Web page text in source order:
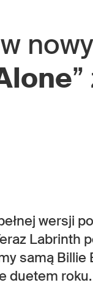
w
”
wersji
Labrinth
samą Billie
duetem roku.